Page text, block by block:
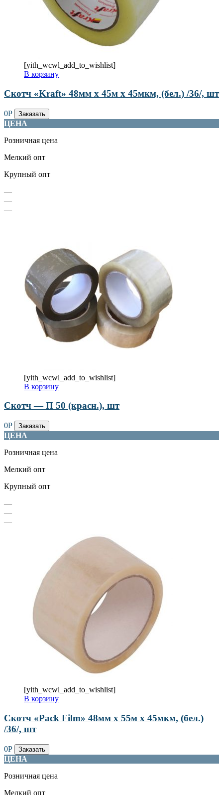
[yith_wcwl_add_to_wishlist]
В корзину
Скотч «Kraft» 48мм х 45м х 45мкм, (бел.) /36/, шт
0Р Заказать
ЦЕНА
Розничная цена
Мелкий опт
Крупный опт
—
—
—
[yith_wcwl_add_to_wishlist]
В корзину
Скотч — П 50 (красн.), шт
0Р Заказать
ЦЕНА
Розничная цена
Мелкий опт
Крупный опт
—
—
—
[yith_wcwl_add_to_wishlist]
В корзину
Скотч «Pack Film» 48мм х 55м х 45мкм, (бел.)
/36/, шт
0Р Заказать
ЦЕНА
Розничная цена
Мелкий опт